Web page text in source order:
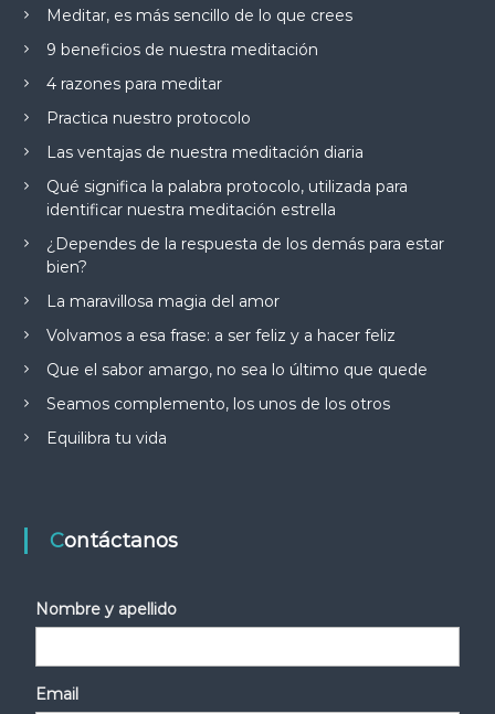
Meditar, es más sencillo de lo que crees
9 beneficios de nuestra meditación
4 razones para meditar
Practica nuestro protocolo
Las ventajas de nuestra meditación diaria
Qué significa la palabra protocolo, utilizada para
identificar nuestra meditación estrella
¿Dependes de la respuesta de los demás para estar
bien?
La maravillosa magia del amor
Volvamos a esa frase: a ser feliz y a hacer feliz
Que el sabor amargo, no sea lo último que quede
Seamos complemento, los unos de los otros
Equilibra tu vida
Contáctanos
Nombre y apellido
Email